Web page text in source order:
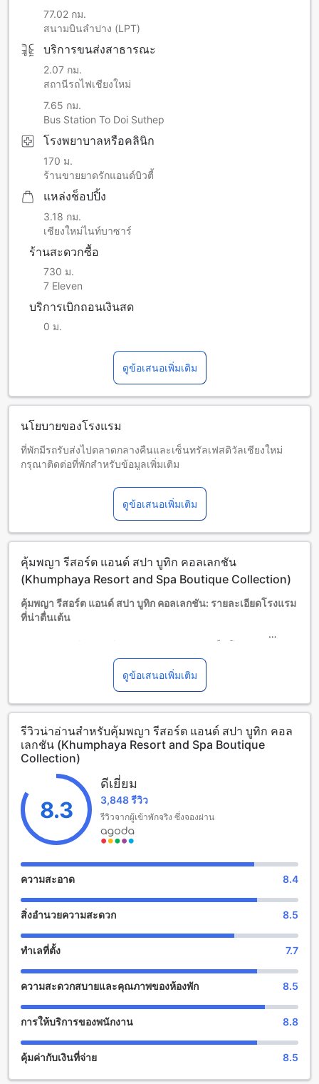
77.02 กม.
สนามบินลำปาง (LPT)
บริการขนส่งสาธารณะ
2.07 กม.
สถานีรถไฟเชียงใหม่
7.65 กม.
Bus Station To Doi Suthep
โรงพยาบาลหรือคลินิก
170 ม.
ร้านขายยาดรักแอนด์บิวตี้
แหล่งช็อปปิ้ง
3.18 กม.
เชียงใหม่ไนท์บาซาร์
ร้านสะดวกซื้อ
730 ม.
7 Eleven
บริการเบิกถอนเงินสด
0 ม.
ดูข้อเสนอเพิ่มเติม
นโยบายของโรงแรม
ที่พักมีรถรับส่งไปตลาดกลางคืนและเซ็นทรัลเฟสติวัลเชียงใหม่
กรุณาติดต่อที่พักสำหรับข้อมูลเพิ่มเติม
เด็กทารกอายุ 0-1 ปี (รวมอายุ 1 ปี)
พักฟรี หากใช้เตียงที่มีอยู่ หมายเหตุ: หากต้องการใช้เตียงเด็ก อาจ
มีค่าใช้จ่ายเพิ่มเติม โดยบริการจะขึ้นอยู่กับความพร้อมของที่พัก
เด็กอายุ 2-11 ปี (รวมอายุ 11 ปี)
ผู้เข้าพักอายุ 12 ปีขึ้นไปถือเป็นผู้ใหญ่
บริการเตียงเสริมขึ้นอยู่กับประเภทห้องที่เลือก กรุณาตรวจสอบ
โปรดทราบว่า เมื่อจองห้องพักมากกว่า 5 ห้องขึ้นไป อาจมีการใช้
นโยบายที่แตกต่างหรือเงื่อนไขเพิ่มเติม
ดูข้อเสนอเพิ่มเติม
คุ้มพญา รีสอร์ต แอนด์ สปา บูทิก คอลเลกชัน
(Khumphaya Resort and Spa Boutique Collection)
คุ้มพญา รีสอร์ต แอนด์ สปา บูทิก คอลเลกชัน: รายละเอียดโรงแรม
ที่น่าตื่นเต้น
5.0 ดาวที่ตั้งอยู่ในเชียงใหม่ ไทย โรงแรมนี้มีห้องพักทั้งหมด 87
ห้อง ซึ่งสร้างขึ้นในปี 2009 โรงแรมนี้มีเวลาเช็คเอาท์จนถึงเวลา
12:00 นาฬิกาเท่านั้น โรงแรมอยู่ห่างจากสนามบินเพียง 15 นาที
และเวลาเช็คอินเริ่มต้นจากเวลา 03:00 หลังเที่ยง โรงแรมนี้ไม่
อนุญาตให้เด็กพักฟรี อาจมีค่าใช้จ่ายเพิ่มเติม
สนุกสนานและผ่อนคลายกับสิ่งอำนวยความสะดวกที่คุ้มพญา รี
สอร์ต แอนด์ สปา บูทิก คอลเลกชัน
คุ้มพญา รีสอร์ต แอนด์ สปา บูทิก คอลเลกชัน มีสิ่งอำนวยความ
สะดวกที่ทำให้คุณสนุกสนานและผ่อนคลายอย่างแท้จริง ที่นี่คุณ
สามารถเพลิดเพลินกับบาร์ที่มีเครื่องดื่มอร่อย หรือได้เข้ารับการ
บริการที่ศิลปะและสปาเพื่อให้คุณผ่อนคลายกับการนวด และสปาที่
นี่มีห้องนวด ห้องอบไอน้ำ ห้องอบไอน้ำ สปา สวน ห้องพักรวม/พื้นที่
รับรองกัน ร้านขายของที่ระลึก
บูทิก คอลเลกชัน
คุ้มพญา รีสอร์ต แอนด์ สปา บูทิก คอลเลกชัน มีสิ่งอำนวยความ
สะดวกที่ยอดเยี่ยมสำหรับผู้ที่ชื่นชอบกีฬาและการออกกำลังกาย ที่
ชอบของคุณ สำหรับผู้ที่ต้องการออกกำลังกายและฝึกสมรรถภาพ
คุ้มพญา รีสอร์ต แอนด์ สปา บูทิก คอลเลกชัน มีฟิตเนสเซ็นเตอร์ที่
มีอุปกรณ์ครบครันและเทคโนโลยีที่ทันสมัย นอกจากนี้ยังมีเส้นทาง
เดินเท้าให้คุณเลือกเดินทางเพื่อสัมผัสกับธรรมชาติในพื้นที่ใกล้
สิ่งอำนวยความสะดวกที่คุ้มพญา รีสอร์ต แอนด์ สปา บูทิก คอลเลก
ดูข้อเสนอเพิ่มเติม
รีวิวน่าอ่านสำหรับคุ้มพญา รีสอร์ต แอนด์ สปา บูทิก คอล
เลกชัน (Khumphaya Resort and Spa Boutique
Collection)
8.3
ดีเยี่ยม
3,848 รีวิว
รีวิวจากผู้เข้าพักจริง ซึ่งจองผ่าน
ความสะอาด 8.4
สิ่งอำนวยความสะดวก 8.5
ทำเลที่ตั้ง 7.7
ความสะดวกสบายและคุณภาพของห้องพัก 8.5
การให้บริการของพนักงาน 8.8
คุ้มค่ากับเงินที่จ่าย 8.5